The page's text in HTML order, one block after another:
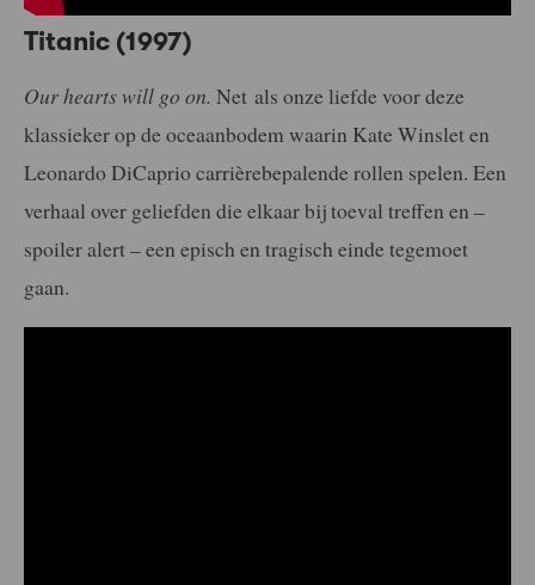
Titanic (1997)
Our hearts will go on. Net als onze liefde voor deze
klassieker op de oceaanbodem waarin Kate Winslet en
Leonardo DiCaprio carrièrebepalende rollen spelen. Een
verhaal over geliefden die elkaar bij toeval treffen en –
spoiler alert – een episch en tragisch einde tegemoet
gaan.